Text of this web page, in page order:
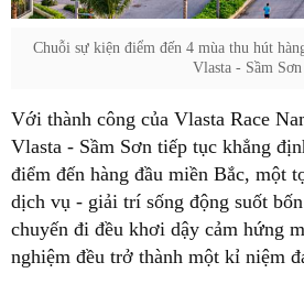
Chuỗi sự kiện điểm đến 4 mùa thu hút
Vlasta - Sầm Sơn
Với thành công của Vlasta Race
Vlasta - Sầm Sơn tiếp tục khẳng
điểm đến hàng đầu miền Bắc, một
dịch vụ - giải trí sống động suốt
chuyến đi đều khơi dậy cảm hứng
nghiệm đều trở thành một kỉ niệm